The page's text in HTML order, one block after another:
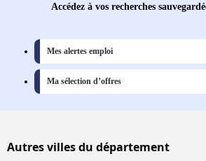
Accédez à vos recherches
Mes alertes emploi
Ma sélection d’offres
Autresvillesdu département